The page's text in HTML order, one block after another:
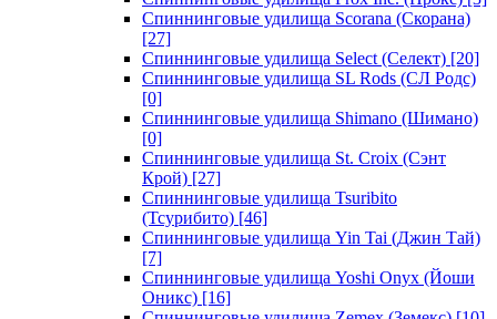
Спиннинговые удилища Scorana (Скорана)
[27]
Спиннинговые удилища Select (Селект) [20]
Спиннинговые удилища SL Rods (СЛ Родс)
[0]
Спиннинговые удилища Shimano (Шимано)
[0]
Спиннинговые удилища St. Croix (Сэнт
Крой) [27]
Спиннинговые удилища Tsuribito
(Тсурибито) [46]
Спиннинговые удилища Yin Tai (Джин Тай)
[7]
Спиннинговые удилища Yoshi Onyx (Йоши
Оникс) [16]